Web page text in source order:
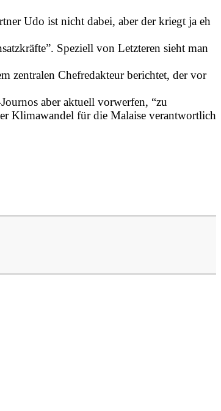
Udo ist nicht dabei, aber der kriegt ja eh
Speziell von Letzteren sieht man
zentralen Chefredakteur berichtet, der vor
aber aktuell vorwerfen, “zu
Klimawandel für die Malaise verantwortlich